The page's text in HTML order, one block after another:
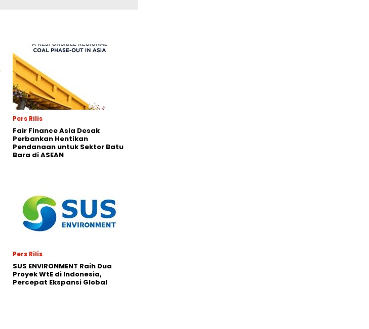
Pers Rilis
Fair Finance Asia Desak
Perbankan Hentikan
Pendanaan untuk Sektor Batu
Bara di ASEAN
Pers Rilis
SUS ENVIRONMENT Raih Dua
Proyek WtE di Indonesia,
Percepat Ekspansi Global